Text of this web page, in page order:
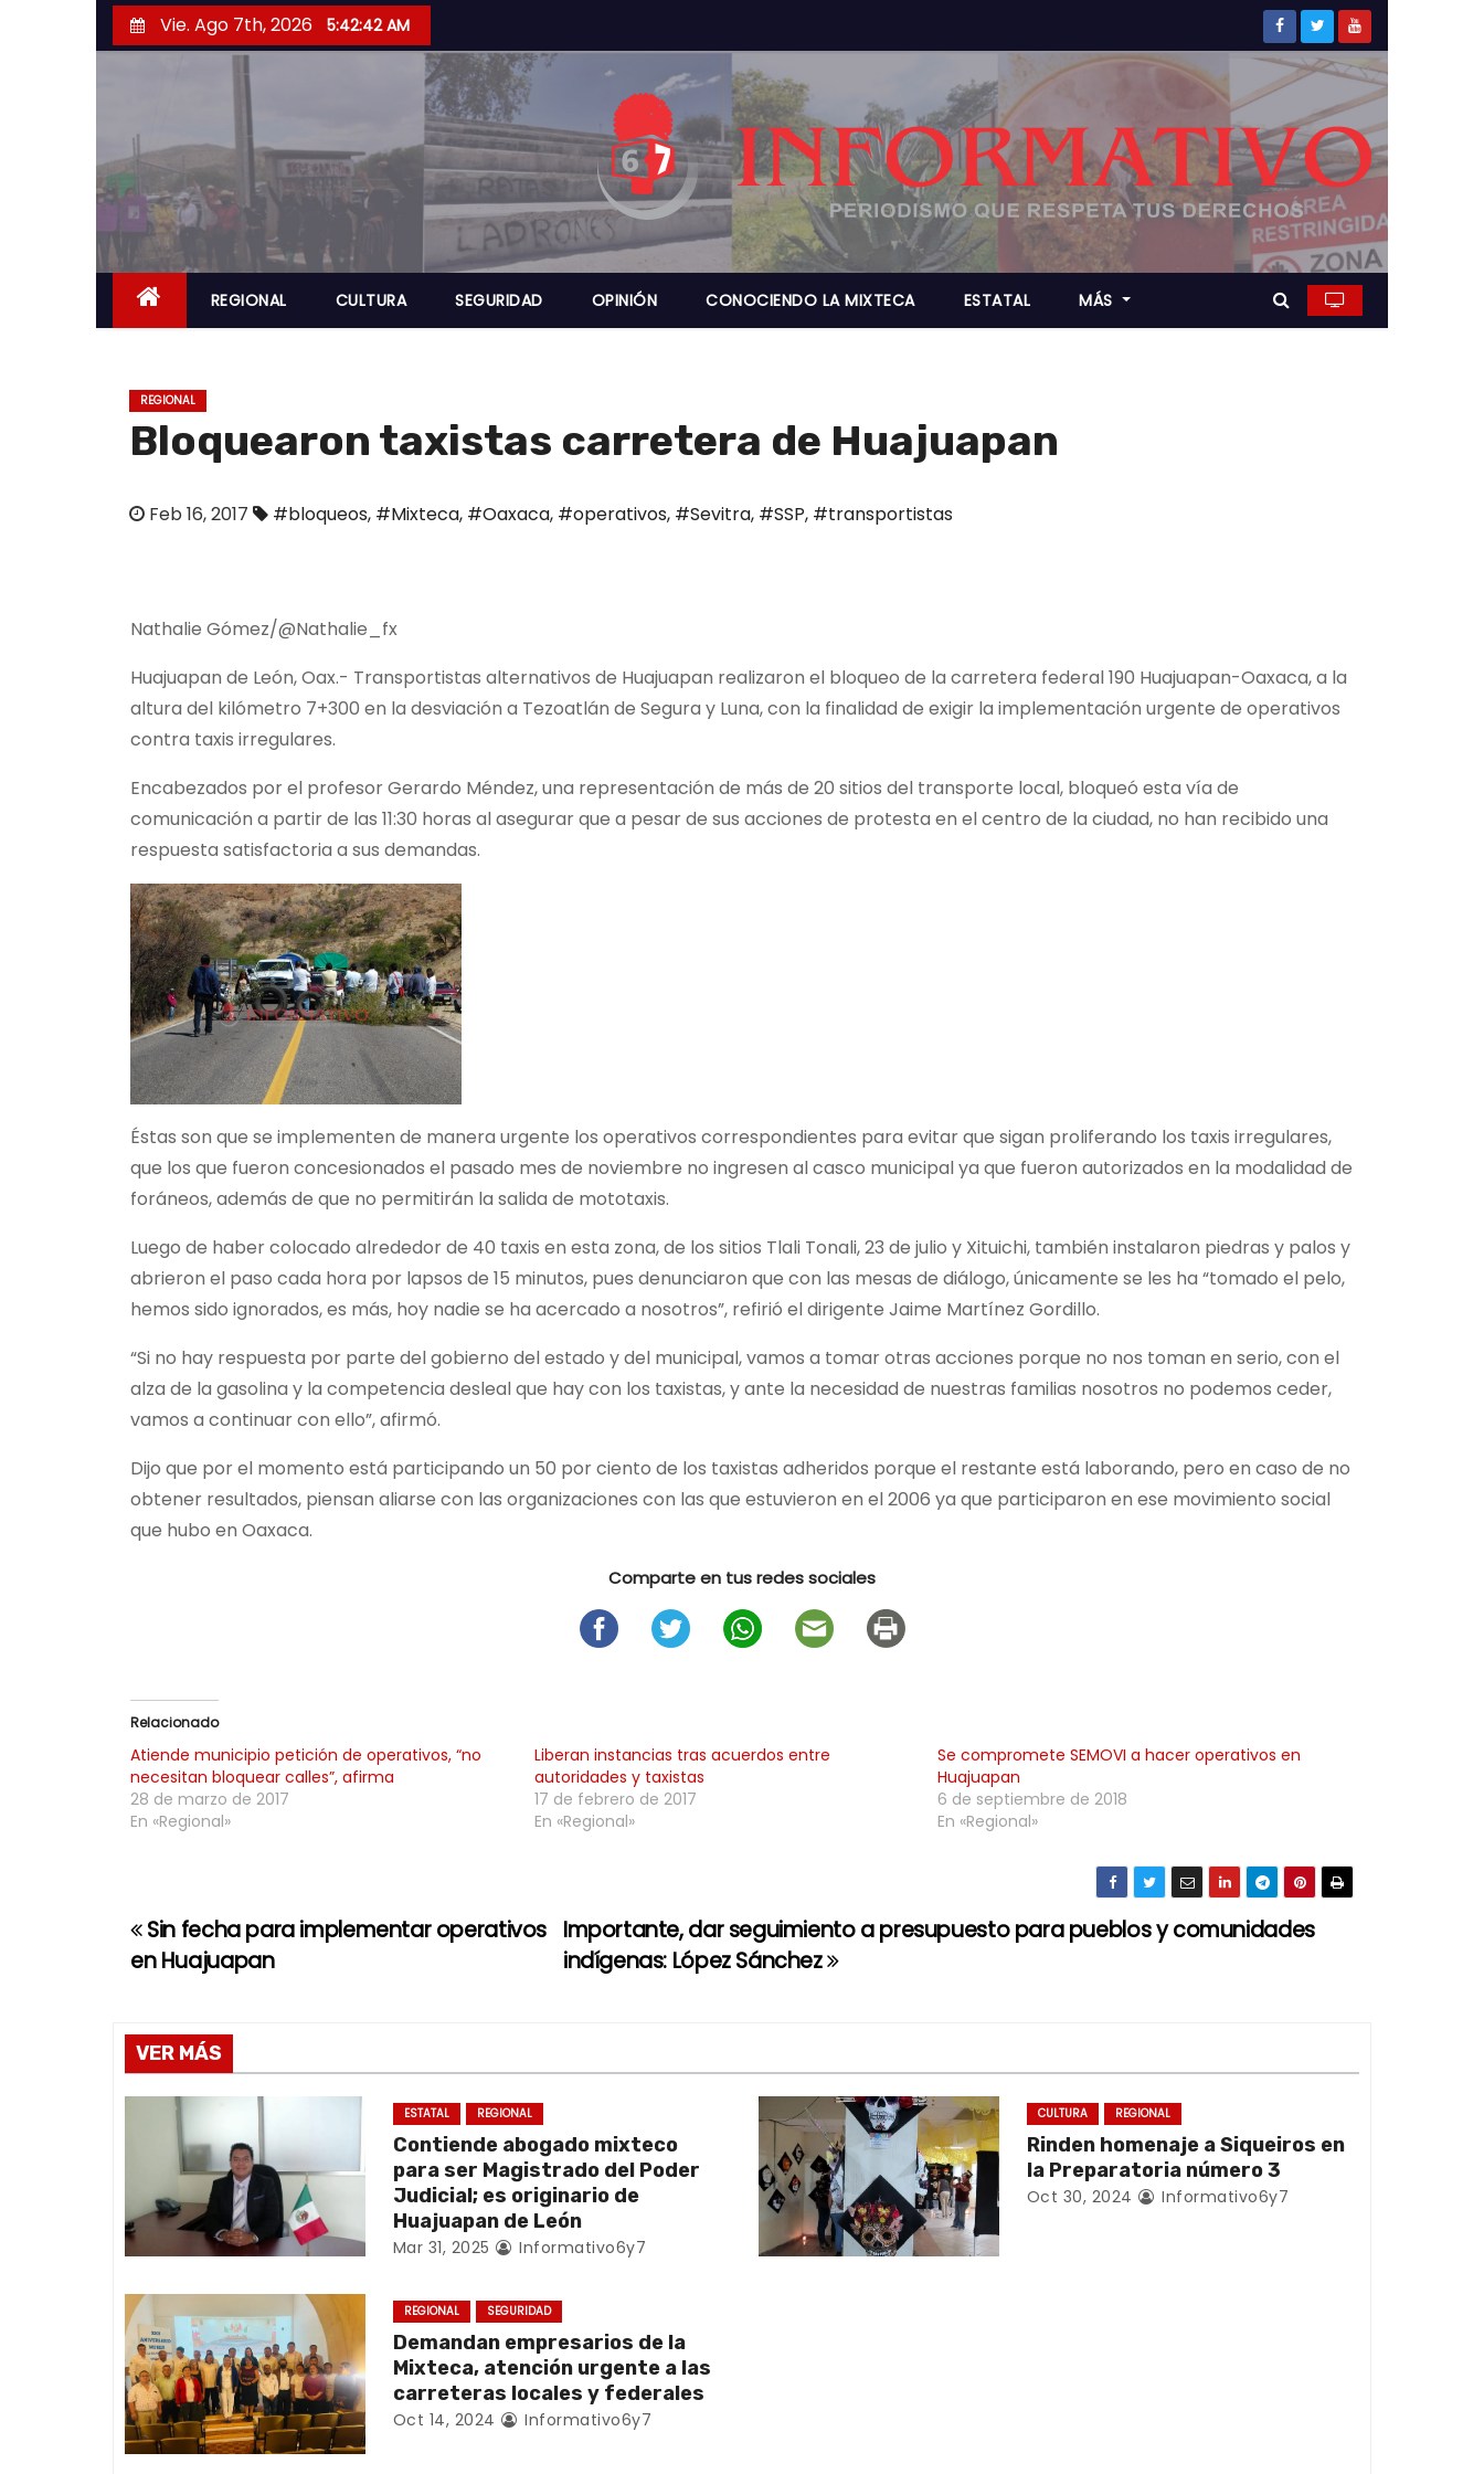
a
r
a
l
n
Vie. Ago 7th, 2026 5:42:43 AM
REGIONAL CULTURA SEGURIDAD OPINIÓN CONOCIENDO LA MIXTECA ESTATAL MÁS
REGIONAL
Bloquearon taxistas carretera de Huajuapan
Feb 16, 2017 #bloqueos, #Mixteca, #Oaxaca, #operativos, #Sevitra, #SSP, #transportistas
Nathalie Gómez/@Nathalie_fx
Huajuapan de León, Oax.- Transportistas alternativos de Huajuapan realizaron el bloqueo de la carretera federal 190 Huajuapan-Oaxaca, a la
altura del kilómetro 7+300 en la desviación a Tezoatlán de Segura y Luna, con la finalidad de exigir la implementación urgente de operativos
contra taxis irregulares.
Encabezados por el profesor Gerardo Méndez, una representación de más de 20 sitios del transporte local, bloqueó esta vía de
comunicación a partir de las 11:30 horas al asegurar que a pesar de sus acciones de protesta en el centro de la ciudad, no han recibido una
respuesta satisfactoria a sus demandas.
Éstas son que se implementen de manera urgente los operativos correspondientes para evitar que sigan proliferando los taxis irregulares,
que los que fueron concesionados el pasado mes de noviembre no ingresen al casco municipal ya que fueron autorizados en la modalidad de
foráneos, además de que no permitirán la salida de mototaxis.
Luego de haber colocado alrededor de 40 taxis en esta zona, de los sitios Tlali Tonali, 23 de julio y Xituichi, también instalaron piedras y palos y
abrieron el paso cada hora por lapsos de 15 minutos, pues denunciaron que con las mesas de diálogo, únicamente se les ha “tomado el pelo,
hemos sido ignorados, es más, hoy nadie se ha acercado a nosotros”, refirió el dirigente Jaime Martínez Gordillo.
“Si no hay respuesta por parte del gobierno del estado y del municipal, vamos a tomar otras acciones porque no nos toman en serio, con el
alza de la gasolina y la competencia desleal que hay con los taxistas, y ante la necesidad de nuestras familias nosotros no podemos ceder,
vamos a continuar con ello”, afirmó.
Dijo que por el momento está participando un 50 por ciento de los taxistas adheridos porque el restante está laborando, pero en caso de no
obtener resultados, piensan aliarse con las organizaciones con las que estuvieron en el 2006 ya que participaron en ese movimiento social
que hubo en Oaxaca.
Comparte en tus redes sociales
Relacionado
Atiende municipio petición de operativos, “no
necesitan bloquear calles”, afirma
28 de marzo de 2017
En «Regional»
Liberan instancias tras acuerdos entre
autoridades y taxistas
17 de febrero de 2017
En «Regional»
Se compromete SEMOVI a hacer operativos en
Huajuapan
6 de septiembre de 2018
En «Regional»
N
v
e
c
i
ó
n
d
e
Importante, dar seguimiento a presupuesto para pueblos y comunidades
indígenas: López Sánchez
Sin fecha para implementar operativos
en Huajuapan
VER MÁS
ESTATAL REGIONAL
Contiende abogado mixteco
para ser Magistrado del Poder
Judicial; es originario de
Huajuapan de León
Mar 31, 2025 Informativo6y7
CULTURA REGIONAL
Rinden homenaje a Siqueiros en
la Preparatoria número 3
Oct 30, 2024 Informativo6y7
REGIONAL SEGURIDAD
Demandan empresarios de la
Mixteca, atención urgente a las
carreteras locales y federales
Oct 14, 2024 Informativo6y7